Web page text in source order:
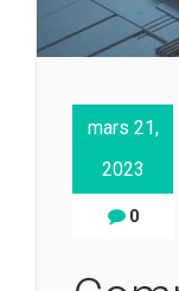
mars 21,
2023
0